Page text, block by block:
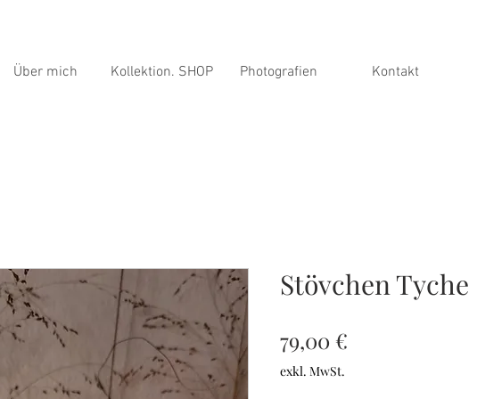
Über mich Kollektion. SHOP Photografien Kontakt
Stövchen Tyche
79,00 €
exkl. MwSt.